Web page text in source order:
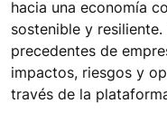
hacia una economía
sostenible y
precedentes de
impactos, riesgos y
través de la